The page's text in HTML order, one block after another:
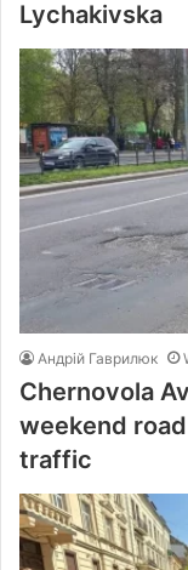
Lychakivska
Андрій Гаврилюк
Chernovola
weekend
traffic